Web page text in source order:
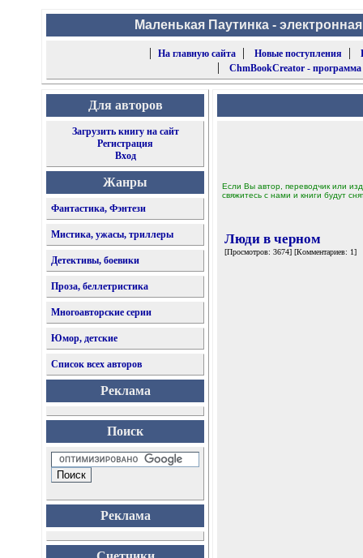
Маленькая Паутинка -
|
На главную сайта| Новые поступления |
| ChmBookCreator -
Для авторов
Загрузить книгу на сайт
Регистрация
Вход
Жанры
Фантастика, Фэнтези
Мистика, ужасы, триллеры
Детективы, боевики
Проза, беллетристика
Многоавторские серии
Юмор, детские
Список всех авторов
Реклама
Поиск
Реклама
Если Вы автор, переводчик или
свяжитесь с нами и книги будут
Люди в черном
[Просмотров: 3674] [Комментариев: 1]